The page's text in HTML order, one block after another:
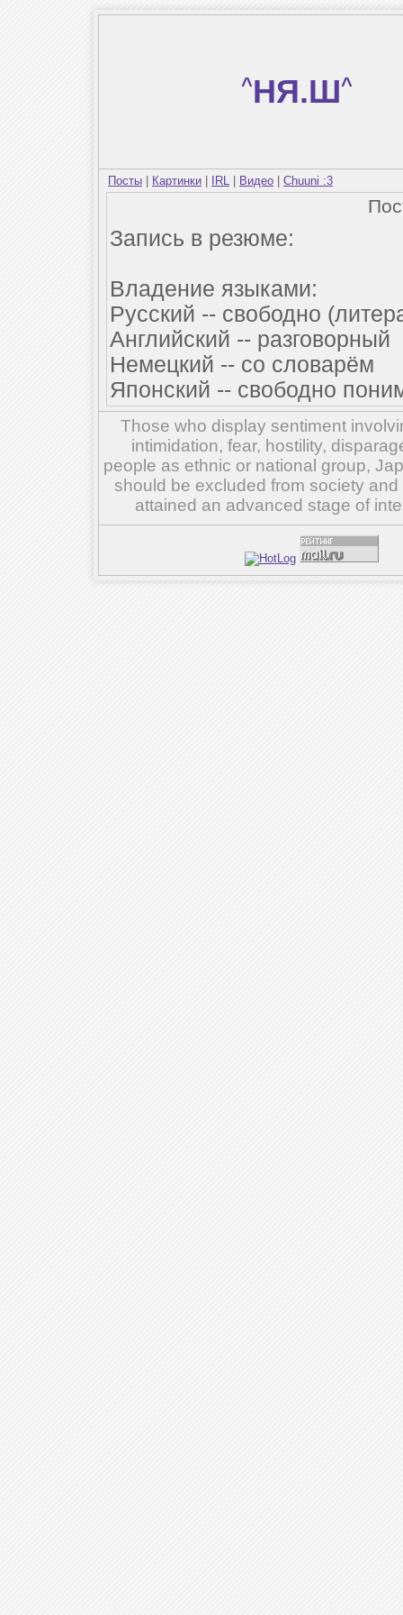
^НЯ.Ш^
Посты Картинки IRL Видео Chuuni :3
Запись в резюме:
Владение языками:
Русский -- свободно
Английский -- разговорный
Немецкий -- со словарём
Японский -- свободно
Those who display sentiment
intimidation, fear, hostility,
people as ethnic or national group,
should be excluded from society
attained an advanced stage of